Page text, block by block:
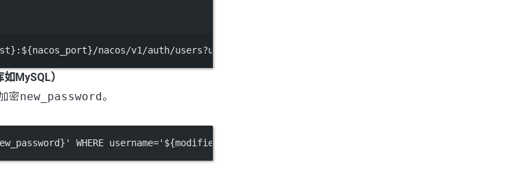
nacos/v1/auth/users?username=${modified_username}&newPassword=${new_password}'
MySQL）
密new_password 。
WHERE username='${modified_username}'